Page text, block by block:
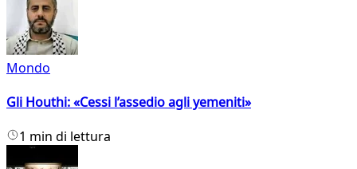
Mondo
Gli Houthi: «Cessi l’assedio agli yemeniti»
1 min di lettura